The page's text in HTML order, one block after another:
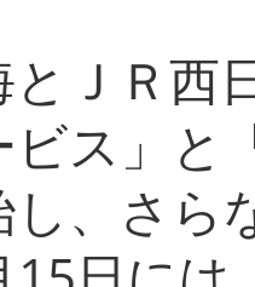
ＪＲ西
ビス」
し、さら